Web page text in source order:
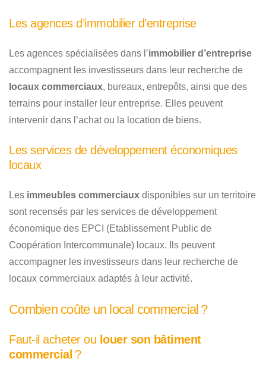
Les agences d’immobilier d’entreprise
Les agences spécialisées dans l’immobilier d’entreprise
accompagnent les investisseurs dans leur recherche de
locaux commerciaux, bureaux, entrepôts, ainsi que des
terrains pour installer leur entreprise. Elles peuvent
intervenir dans l’achat ou la location de biens.
Les services de développement économiques
locaux
Les immeubles commerciaux disponibles sur un territoire
sont recensés par les services de développement
économique des EPCI (Etablissement Public de
Coopération Intercommunale) locaux. Ils peuvent
accompagner les investisseurs dans leur recherche de
locaux commerciaux adaptés à leur activité.
Combien coûte un local commercial ?
Faut-il acheter ou louer son bâtiment
commercial ?